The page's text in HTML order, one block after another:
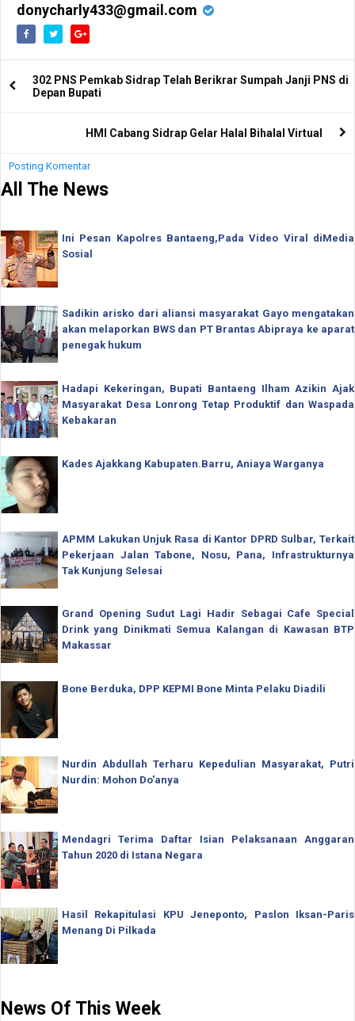
donycharly433@gmail.com
302 PNS Pemkab Sidrap Telah Berikrar Sumpah Janji PNS di
Depan Bupati
HMI Cabang Sidrap Gelar Halal Bihalal Virtual
Posting Komentar
All The News
Ini Pesan Kapolres Bantaeng,Pada Video Viral diMedia
Sosial
Sadikin arisko dari aliansi masyarakat Gayo mengatakan
akan melaporkan BWS dan PT Brantas Abipraya ke aparat
penegak hukum
Hadapi Kekeringan, Bupati Bantaeng Ilham Azikin Ajak
Masyarakat Desa Lonrong Tetap Produktif dan Waspada
Kebakaran
Kades Ajakkang Kabupaten.Barru, Aniaya Warganya
APMM Lakukan Unjuk Rasa di Kantor DPRD Sulbar, Terkait
Pekerjaan Jalan Tabone, Nosu, Pana, Infrastrukturnya
Tak Kunjung Selesai
Grand Opening Sudut Lagi Hadir Sebagai Cafe Special
Drink yang Dinikmati Semua Kalangan di Kawasan BTP
Makassar
Bone Berduka, DPP KEPMI Bone Minta Pelaku Diadili
Nurdin Abdullah Terharu Kepedulian Masyarakat, Putri
Nurdin: Mohon Do'anya
Mendagri Terima Daftar Isian Pelaksanaan Anggaran
Tahun 2020 di Istana Negara
Hasil Rekapitulasi KPU Jeneponto, Paslon Iksan-Paris
Menang Di Pilkada
News Of This Week